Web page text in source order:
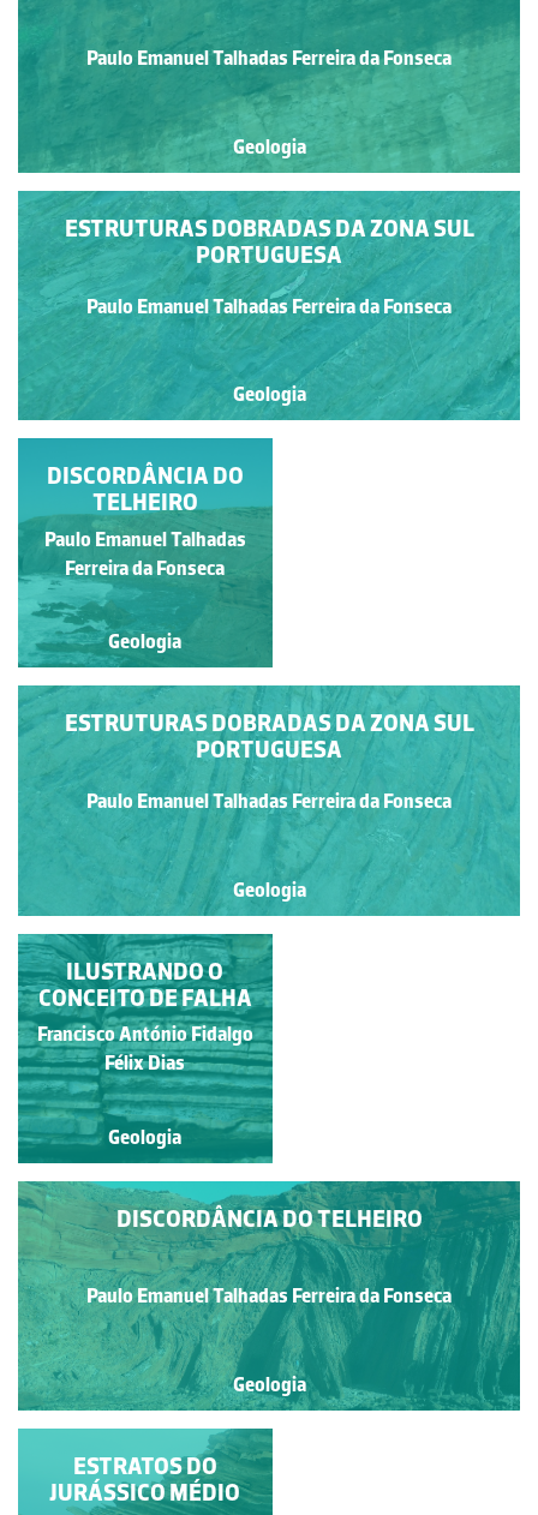
Paulo Emanuel Talhadas Ferreira da Fonseca
Geologia
ESTRUTURAS DOBRADAS DA ZONA SUL
PORTUGUESA
Paulo Emanuel Talhadas Ferreira da Fonseca
Geologia
ESTRUTURAS
DOBRADAS DA ZONA
SUL PORTUGUESA
Paulo Emanuel Talhadas
Ferreira da Fonseca
Geologia
ESTRUTURAS DOBRADAS DA ZONA SUL
PORTUGUESA
Paulo Emanuel Talhadas Ferreira da Fonseca
Geologia
DISCORDÂNCIA DO
TELHEIRO
Paulo Emanuel Talhadas
Ferreira da Fonseca
Geologia
DISCORDÂNCIA DO
TELHEIRO
Paulo Emanuel Talhadas
Ferreira da Fonseca
Geologia
DISCORDÂNCIA DO TELHEIRO
Paulo Emanuel Talhadas Ferreira da Fonseca
Geologia
ILUSTRANDO O
CONCEITO DE FALHA
Francisco António Fidalgo
Félix Dias
Geologia
PRAIA DO MAGOITO -
FILÃO
ESTRATOS DO
JURÁSSICO MÉDIO